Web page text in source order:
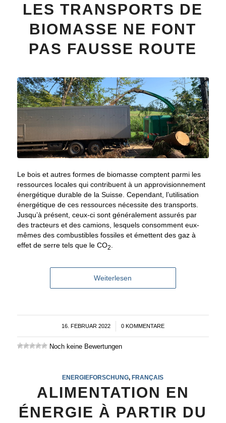
LES TRANSPORTS DE
BIOMASSE NE FONT
PAS FAUSSE ROUTE
Le bois et autres formes de biomasse comptent parmi les
ressources locales qui contribuent à un approvisionnement
énergétique durable de la Suisse. Cependant, l’utilisation
énergétique de ces ressources nécessite des transports.
Jusqu’à présent, ceux-ci sont généralement assurés par
des tracteurs et des camions, lesquels consomment eux-
mêmes des combustibles fossiles et émettent des gaz à
effet de serre tels que le CO2
Weiterlesen
16. FEBRUAR 2022
/ 0 KOMMENTARE
Noch keine Bewertungen
ENERGIEFORSCHUNG, FRANÇAIS
ALIMENTATION EN
ÉNERGIE À PARTIR DU